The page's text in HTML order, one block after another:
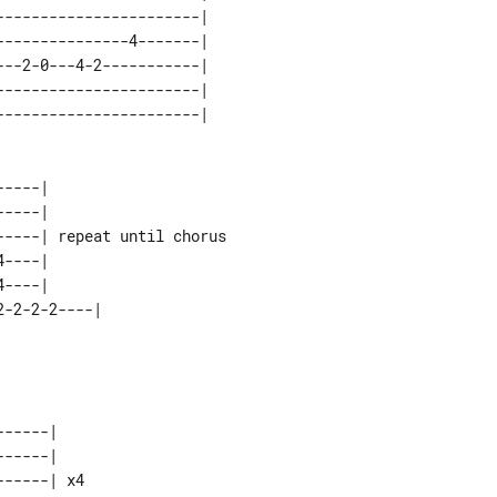
|
4-------|
2-0---4-2-----------|
|
E-------------|
B-------------|
| repeat until chorus
4-4-4-4----|
4-4-4-4----|
|
|
| x4